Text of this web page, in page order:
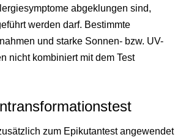
abgeklungen sind,
werden darf. Bestimmte
und starke Sonnen- bzw. UV-
nicht kombiniert mit dem Test
zum Epikutantest angewendet